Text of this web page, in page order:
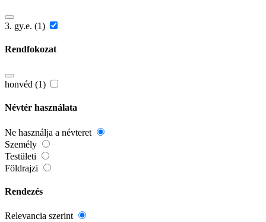
3. gy.e. (1)
Rendfokozat
honvéd (1)
Névtér használata
Ne használja a névteret
Személy
Testületi
Földrajzi
Rendezés
Relevancia szerint